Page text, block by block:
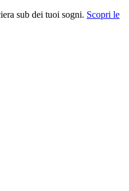
sub dei tuoi sogni. Scopri le